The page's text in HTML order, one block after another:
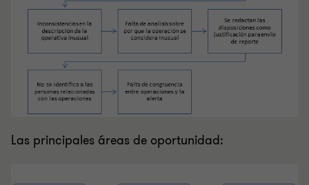
Las principales áreas de oportunidad: